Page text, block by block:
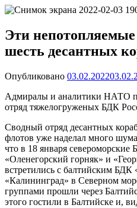
Перейти
содержимому
один
сайт
на
Эти непотопляемые
шесть десантных
Опубликовано 03.02.2022
Адмиралы и аналитики НАТО
отряд тяжелогруженых БДК
Сводный отряд десантных
флотов уже наделал много
что в 18 января
«Оленегорский горняк» и
встретились с балтийским
«Калининград» в Северном
группами прошли через
этого гостили в Балтийске и,